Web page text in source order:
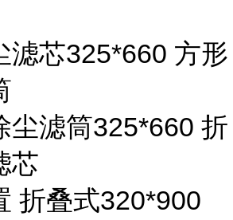
滤芯325*660 方形
尘滤筒325*660 折
芯
折叠式320*900